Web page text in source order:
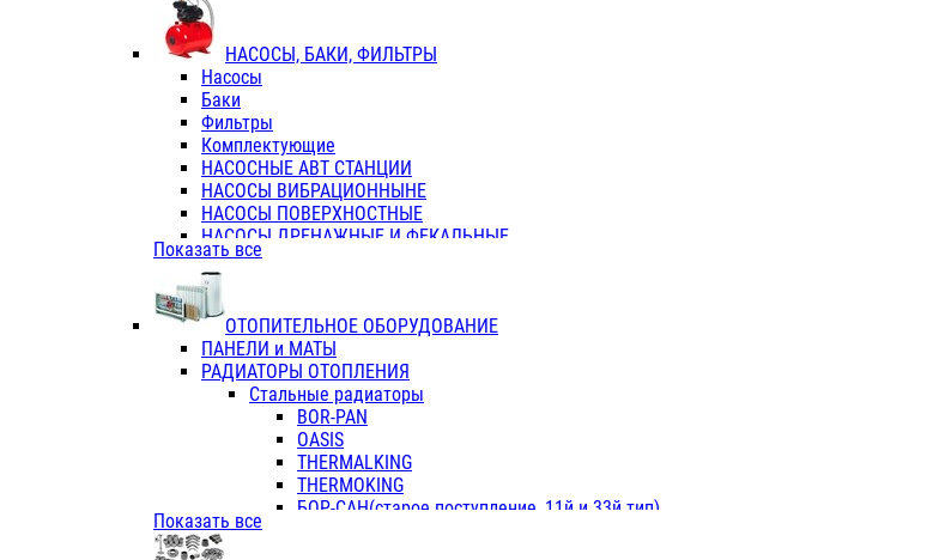
ТРОЙНИКИ ПЕРЕХОДНЫЕ / СОЕДИНИТЕЛЬНЫЕ
ТРОЙНИКИ С ВНУТРЕННЕЙ РЕЗЬБОЙ
КОЛЬЦА РЕЗИНОВЫЕ
ТРУБЫ НАПОРНЫЕ
ТРУБЫ ГОФРИРОВАННЫЕ ДВУХСЛ.
ТРУБЫ ПОЛИЭТИЛЕНОВЫЕ
НАСОСЫ, БАКИ, ФИЛЬТРЫ
Насосы
Баки
Фильтры
Комплектующие
НАСОСНЫЕ АВТ СТАНЦИИ
НАСОСЫ ВИБРАЦИОННЫНЕ
НАСОСЫ ПОВЕРХНОСТНЫЕ
НАСОСЫ ДРЕНАЖНЫЕ И ФЕКАЛЬНЫЕ
НАСОСЫ ПОВЫСИТ и ЦИРКУЛЯЦИОННЫЕ
НАСОСЫ СКВАЖИННЫЕ
Показать все
ОТОПИТЕЛЬНОЕ ОБОРУДОВАНИЕ
ПАНЕЛИ и МАТЫ
РАДИАТОРЫ ОТОПЛЕНИЯ
Стальные радиаторы
BOR-PAN
OASIS
THERMALKING
THERMOKING
БОР-САН(старое поступление, 11й и 33й тип)
Показать все